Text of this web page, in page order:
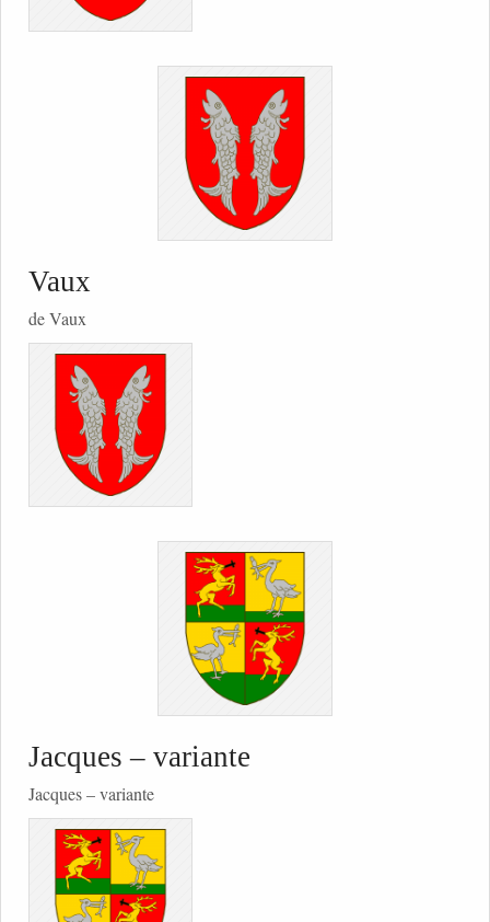
Vaux
de Vaux
Jacques – variante
Jacques – variante